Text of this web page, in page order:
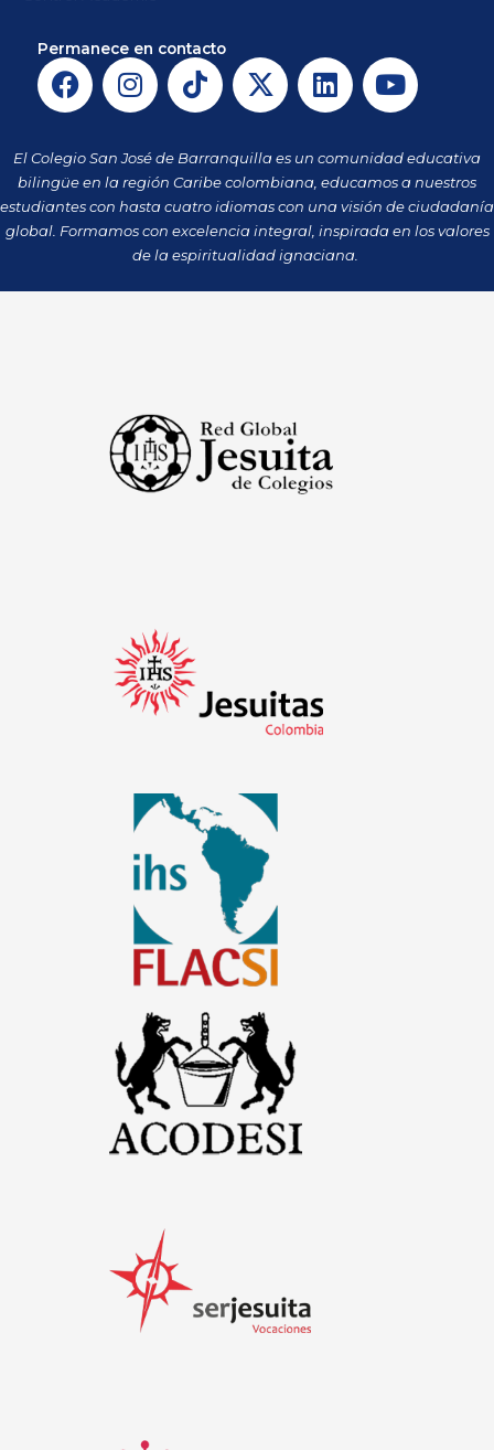
Permanece en contacto
F
a
e
b
o
o
I
n
t
a
g
r
a
m
T
i
t
o
k
X
-
w
i
t
t
e
r
L
i
k
e
d
i
n
Y
o
t
u
b
e
El Colegio San José de Barranquilla es un comunidad educativa
bilingüe en la región Caribe colombiana, educamos a nuestros
estudiantes con hasta cuatro idiomas con una visión de ciudadanía
global. Formamos con excelencia integral, inspirada en los valores
de la espiritualidad ignaciana.